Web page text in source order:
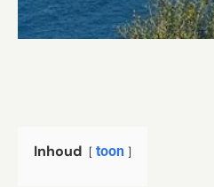
Inhoud toon